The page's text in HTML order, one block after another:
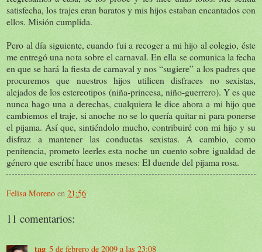
satisfecha, los trajes eran baratos y mis hijos estaban encantados con
ellos. Misión cumplida.
Pero al día siguiente, cuando fui a recoger a mi hijo al colegio, éste
me entregó una nota sobre el carnaval. En ella se comunica la fecha
en que se hará la fiesta de carnaval y nos “sugiere” a los padres que
procuremos que nuestros hijos utilicen disfraces no sexistas,
alejados de los estereotipos (niña-princesa, niño-guerrero). Y es que
nunca hago una a derechas, cualquiera le dice ahora a mi hijo que
cambiemos el traje, si anoche no se lo quería quitar ni para ponerse
el pijama. Así que, sintiéndolo mucho, contribuiré con mi hijo y su
disfraz a mantener las conductas sexistas. A cambio, como
penitencia, prometo leerles esta noche un cuento sobre igualdad de
género que escribí hace unos meses: El duende del pijama rosa.
Felisa Moreno en 21:56
11 comentarios:
tag 5 de febrero de 2009 a las 23:08